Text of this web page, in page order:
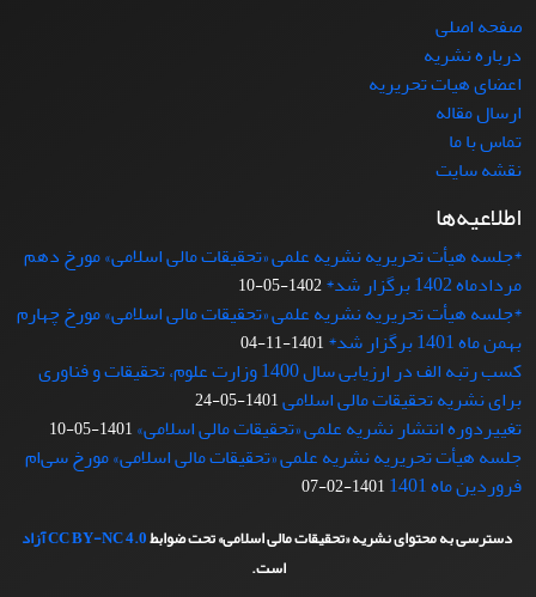
صفحه اصلی
درباره نشریه
اعضای هیات تحریریه
ارسال مقاله
تماس با ما
نقشه سایت
اطلاعیه‌ها
*جلسه هیأت تحریریه نشریه علمی «تحقیقات مالی اسلامی» مورخ دهم
مردادماه 1402 برگزار شد*
1402-05-10
*جلسه هیأت تحریریه نشریه علمی «تحقیقات مالی اسلامی» مورخ چهارم
بهمن ماه 1401 برگزار شد*
1401-11-04
کسب رتبه الف در ارزیابی سال 1400 وزارت علوم، تحقیقات و فناوری
برای نشریه تحقیقات مالی اسلامی1401-05-24
تغییردوره انتشار نشریه علمی «تحقیقات‌ مالی‌ اسلامی»1401-05-10
جلسه هیأت تحریریه نشریه علمی «تحقیقات مالی اسلامی» مورخ سی‌ام
فروردین ماه 1401
1401-02-07
دسترسی به محتوای نشریه «تحقیقات مالی اسلامی» تحت ضوابطCC BY-NC 4.0آزاد
است.